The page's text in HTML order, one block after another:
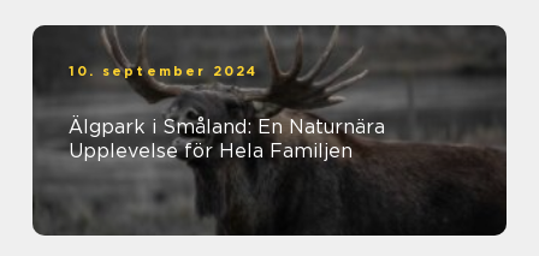
10. september 2024
Älgpark i Småland: En Naturnära
Upplevelse för Hela Familjen